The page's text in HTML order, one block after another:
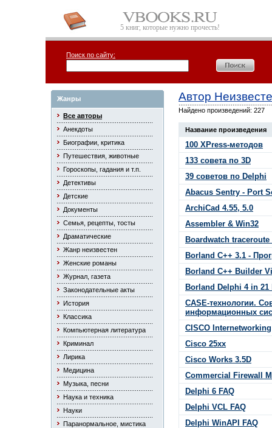
5 книг, которые нужно прочесть!
Поиск по сайту:
Жанры
Все авторы
Анекдоты
Биографии, критика
Путешествия, животные
Гороскопы, гадания и т.п.
Детективы
Детские
Документы
Семья, рецепты, тосты
Драматические
Жанр неизвестен
Женские романы
Журнал, газета
Законодательные акты
История
Классика
Компьютерная литература
Криминал
Лирика
Медицина
Музыка, песни
Наука и техника
Науки
Паранормальное, мистика
Автор
Найдено произведений: 227
Название произведения
100 XPress-методов
133 совета по 3D
39 советов по Delphi
Abacus Sentry - Port
ArchiCad 4.55, 5.0
Assembler & Win32
Boardwatch
Borland C++ 3.1 -
Borland C++ Builder
Borland Delphi 4 in 21
CASE-технологии.
информационных
CISCO
Cisco 25xx
Cisco Works 3.5D
Commercial Firewall
Delphi 6 FAQ
Delphi VCL FAQ
Delphi WinAPI FAQ